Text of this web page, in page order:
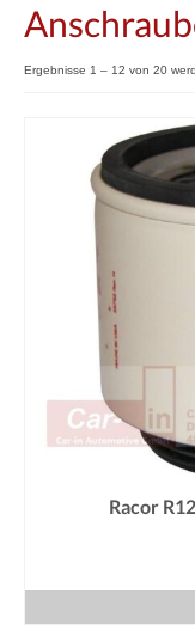
Ergebnisse 1 – 12 von 20
Racor